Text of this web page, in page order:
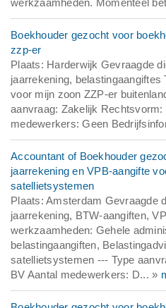
werkzaamheden. Momenteel
Boekhouder gezocht voor
zzp-er
Plaats: Harderwijk Gevraagde
jaarrekening, belastingaangiftes
voor mijn zoon ZZP-er
aanvraag: Zakelijk
medewerkers: Geen
Accountant of Boekhouder
jaarrekening en VPB-aangifte
satellietsystemen
Plaats: Amsterdam Gevraagde
jaarrekening, BTW-aangiften,
werkzaamheden: Gehele
belastingaangiften,
satellietsystemen --- Type
BV Aantal medewerkers: D... »